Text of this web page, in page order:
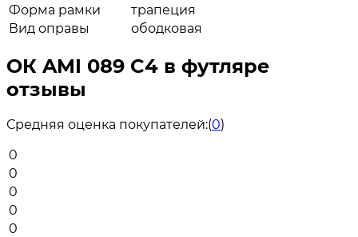
Форма рамки
трапеция
Вид оправы
ободковая
ОК AMI 089 C4 в футляре
отзывы
Средняя оценка покупателей:(0)
0
0
0
0
0